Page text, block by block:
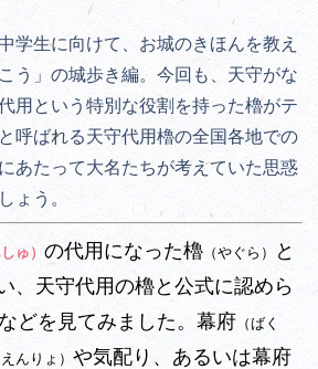
学生に向けて、お城のきほんを教え
う」の城歩き編。 今回も、 天守がな
用という特別な役割を持った櫓がテ
呼ばれる天守代用櫓の全国各地での
あたって大名たちが考えていた思惑
ょう。
ゅ） の代用になった櫓 （やぐら）
と
、天守代用の櫓と公式に認めら
どを見てみました。幕府 （ばく
えんりょ） や気配り、あるいは幕府